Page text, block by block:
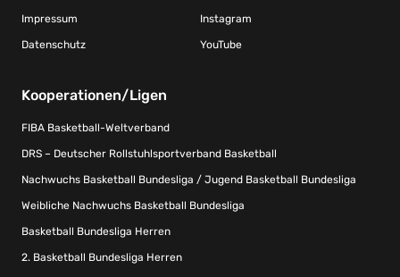
Impressum
Datenschutz
Instagram
YouTube
Kooperationen/Ligen
FIBA Basketball-Weltverband
DRS – Deutscher Rollstuhlsportverband Basketball
Nachwuchs Basketball Bundesliga / Jugend Basketball Bundesliga
Weibliche Nachwuchs Basketball Bundesliga
Basketball Bundesliga Herren
2. Basketball Bundesliga Herren